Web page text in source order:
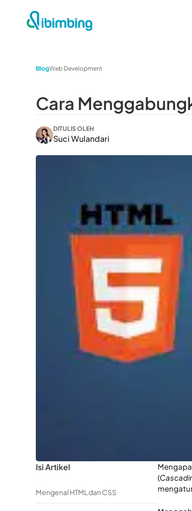
BlogWeb Development
Cara
DITULIS OLEH
Suci Wulandari
Isi Artikel
Mengenal HTML dan CSS
(